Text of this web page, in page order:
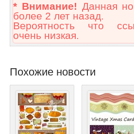
* Внимание! Данная
более 2 лет назад.
Вероятность что
очень низкая.
Похожие новости